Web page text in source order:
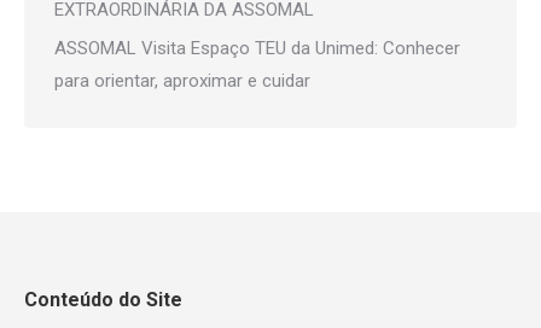
EXTRAORDINÁRIA DA ASSOMAL
ASSOMAL Visita Espaço TEU da Unimed: Conhecer
para orientar, aproximar e cuidar
Conteúdo do Site